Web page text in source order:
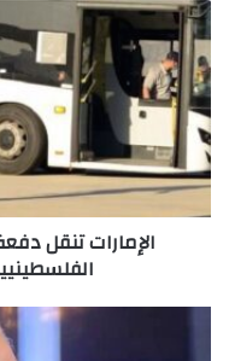
الإمارات
تنقل
دفعة
جديدة
من
المرضى
والجرحى
الفلسطينيين
للعلاج
الإمارات تنقل